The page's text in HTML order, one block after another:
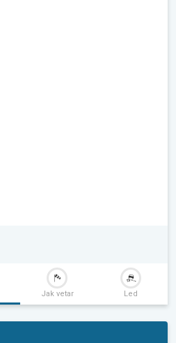
Jak vetar Led